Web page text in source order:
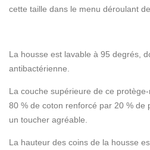
cette taille dans le menu déroulant
La housse est lavable à 95 degrés,
antibactérienne.
La couche supérieure de ce
80 % de coton renforcé par 20 % de
un toucher agréable.
La hauteur des coins de la housse